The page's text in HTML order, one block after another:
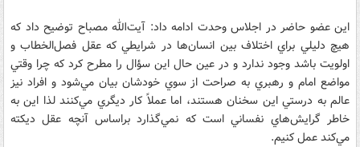
اين عضو حاضر در اجلاس وحدت ادامه داد: آيت‌الله مصباح توضيح داد كه
هيچ دليلي براي اختلاف بين انسان‌ها در شرايطي كه عقل فصل‌الخطاب و
اولويت باشد وجود ندارد و در عين حال اين سؤال را مطرح كرد كه چرا وقتي
مواضع امام و رهبري به صراحت از سوي خودشان بيان مي‌شود و افراد نيز
عالم به درستي اين سخنان هستند، اما عملاً كار ديگري مي‌كنند لذا اين به
خاطر گرايش‌هاي نفساني است كه نمي‌گذارد براساس آنچه عقل ديكته
مي‌كند عمل كنيم.